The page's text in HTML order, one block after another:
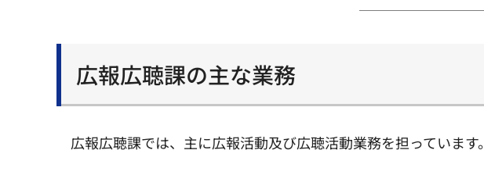
広報広聴課の主な業務
広報広聴課では、主に広報活動及び広聴活動業務を担っています。